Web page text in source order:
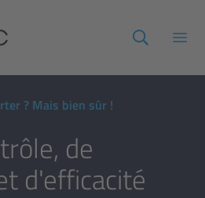
? Mais bien sûr !
de
d'efficacité